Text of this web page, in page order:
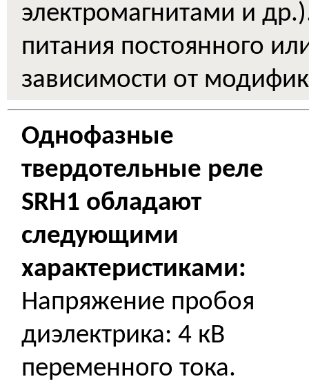
электромагнитами и
питания постоянного
зависимости от
Однофазные
твердотельные реле
SRH1 обладают
следующими
характеристиками:
Напряжение пробоя
диэлектрика: 4 кВ
переменного тока.